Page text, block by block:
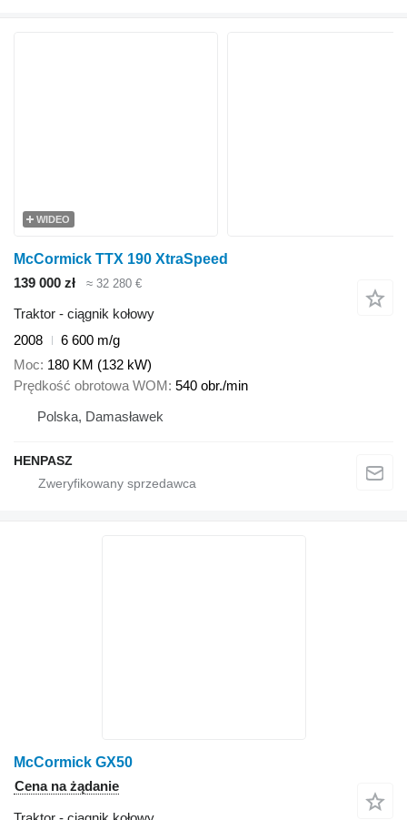
WIDEO
McCormick TTX 190 XtraSpeed
139 000 zł
≈ 32 280 €
Traktor - ciągnik kołowy
2008
6 600 m/g
Moc 180 KM (132 kW)
Prędkość obrotowa WOM 540 obr./min
Polska, Damasławek
HENPASZ
McCormick GX50
Cena na żądanie